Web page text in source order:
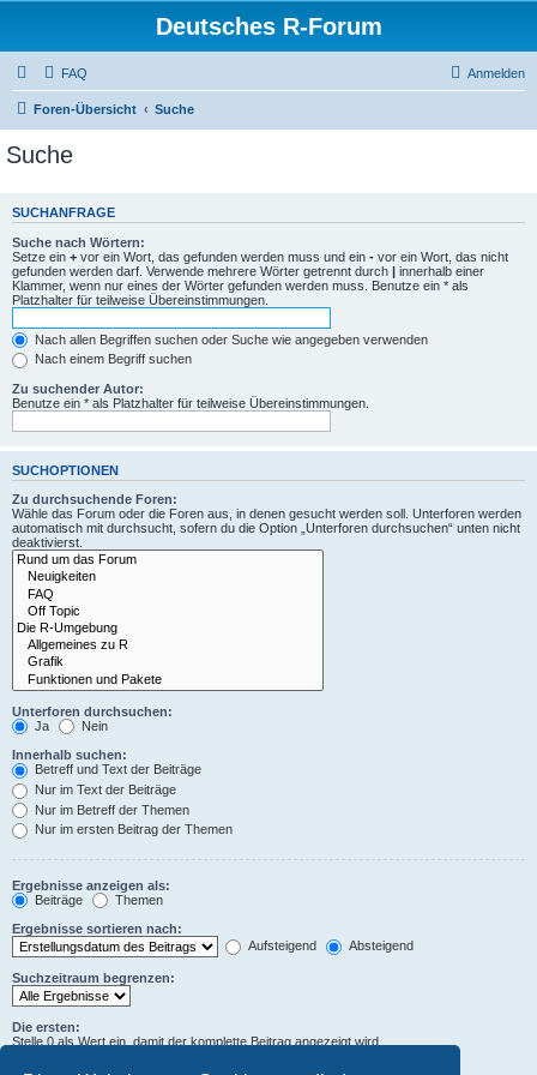
Deutsches R-Forum
FAQ Anmelden
Foren-Übersicht Suche
Suche
SUCHANFRAGE
Suche nach Wörtern:
Setze ein + vor ein Wort, das gefunden werden muss und ein - vor ein Wort, das nicht
gefunden werden darf. Verwende mehrere Wörter getrennt durch | innerhalb einer
Klammer, wenn nur eines der Wörter gefunden werden muss. Benutze ein * als
Platzhalter für teilweise Übereinstimmungen.
Nach allen Begriffen suchen oder Suche wie angegeben verwenden
Nach einem Begriff suchen
Zu suchender Autor:
Benutze ein * als Platzhalter für teilweise Übereinstimmungen.
SUCHOPTIONEN
Zu durchsuchende Foren:
Wähle das Forum oder die Foren aus, in denen gesucht werden soll. Unterforen werden
automatisch mit durchsucht, sofern du die Option „Unterforen durchsuchen“ unten nicht
deaktivierst.
Unterforen durchsuchen:
Ja
Nein
Innerhalb suchen:
Betreff und Text der Beiträge
Nur im Text der Beiträge
Nur im Betreff der Themen
Nur im ersten Beitrag der Themen
Ergebnisse anzeigen als:
Beiträge
Themen
Ergebnisse sortieren nach:
Aufsteigend
Absteigend
Suchzeitraum begrenzen:
Die ersten:
Stelle 0 als Wert ein, damit der komplette Beitrag angezeigt wird.